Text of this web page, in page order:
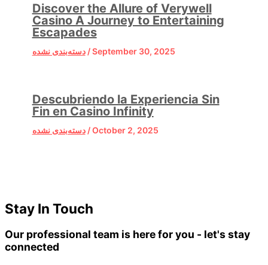
Discover the Allure of Verywell
Casino A Journey to Entertaining
Escapades
دسته‌بندی نشده/September 30, 2025
Descubriendo la Experiencia Sin
Fin en Casino Infinity
دسته‌بندی نشده/October 2, 2025
Stay In Touch
Our professional team is here for you - let's stay
connected